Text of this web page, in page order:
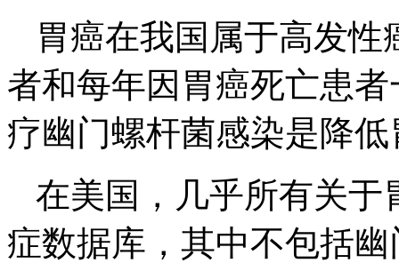
胃癌在我国属于高发
者和每年因胃癌死亡患
疗幽门螺杆菌感染是降
在美国，几乎所有关于
症数据库，其中不包括